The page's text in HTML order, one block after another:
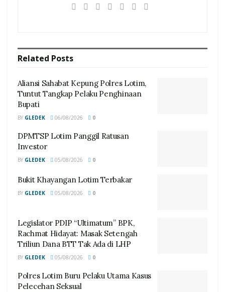
Related Posts
Aliansi Sahabat Kepung Polres Lotim,
Tuntut Tangkap Pelaku Penghinaan
Bupati
BY GLEDEK 06/08/2026 0
DPMTSP Lotim Panggil Ratusan
Investor
BY GLEDEK 05/08/2026 0
Bukit Khayangan Lotim Terbakar
BY GLEDEK 05/08/2026 0
Legislator PDIP “Ultimatum” BPK,
Rachmat Hidayat: Masak Setengah
Triliun Dana BTT Tak Ada di LHP
BY GLEDEK 05/08/2026 0
Polres Lotim Buru Pelaku Utama Kasus
Pelecehan Seksual